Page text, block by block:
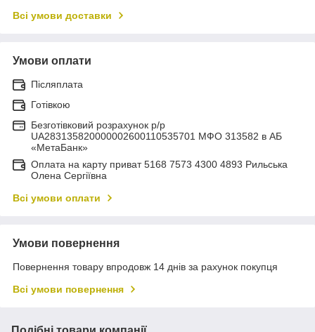
Всі умови доставки
Умови оплати
Післяплата
Готівкою
Безготівковий розрахунок р/р
UA283135820000002600110535701 МФО 313582 в АБ
«МетаБанк»
Оплата на карту приват 5168 7573 4300 4893 Рильська
Олена Сергіївна
Всі умови оплати
Умови повернення
Повернення товару впродовж 14 днів за рахунок покупця
Всі умови повернення